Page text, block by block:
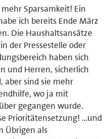
Sparsamkeit! Ein
ich bereits Ende März
Die Haushaltsansätze
der Pressestelle oder
haben sich
und Herren, sicherlich
aber sind sie mehr
wo ja mit
gegangen wurde.
Prioritätensetzung! …und
Übrigen als